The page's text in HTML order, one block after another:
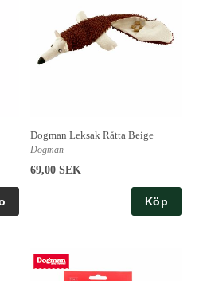
Dogman Leksak Råtta Beige
Dogman
69,00 SEK
Köp